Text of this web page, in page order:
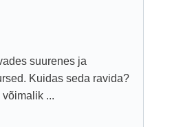
suurenes ja
Kuidas seda ravida?
...